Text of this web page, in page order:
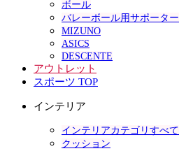
ボール
バレーボール用サポーター
MIZUNO
ASICS
DESCENTE
アウトレット
スポーツ TOP
インテリア
インテリアカテゴリすべて
クッション